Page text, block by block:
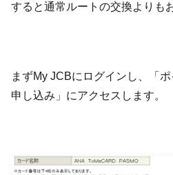
すると通常ルートの交換よりも
まずMy JCBにログインし、「
申し込み」にアクセスします。